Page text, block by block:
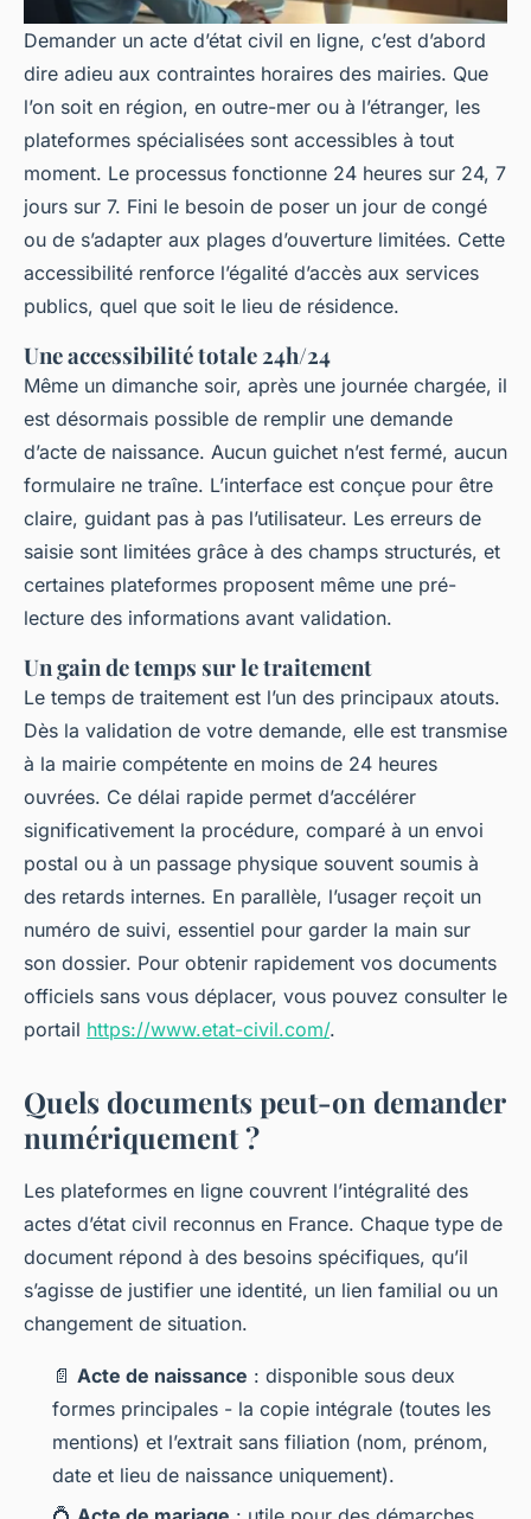
Demander un acte d’état civil en ligne, c’est d’abord
dire adieu aux contraintes horaires des mairies. Que
l’on soit en région, en outre-mer ou à l’étranger, les
plateformes spécialisées sont accessibles à tout
moment. Le processus fonctionne 24 heures sur 24, 7
jours sur 7. Fini le besoin de poser un jour de congé
ou de s’adapter aux plages d’ouverture limitées. Cette
accessibilité renforce l’égalité d’accès aux services
publics, quel que soit le lieu de résidence.
Une accessibilité totale 24h/24
Même un dimanche soir, après une journée chargée, il
est désormais possible de remplir une demande
d’acte de naissance. Aucun guichet n’est fermé, aucun
formulaire ne traîne. L’interface est conçue pour être
claire, guidant pas à pas l’utilisateur. Les erreurs de
saisie sont limitées grâce à des champs structurés, et
certaines plateformes proposent même une pré-
lecture des informations avant validation.
Un gain de temps sur le traitement
Le temps de traitement est l’un des principaux atouts.
Dès la validation de votre demande, elle est transmise
à la mairie compétente en moins de 24 heures
ouvrées. Ce délai rapide permet d’accélérer
significativement la procédure, comparé à un envoi
postal ou à un passage physique souvent soumis à
des retards internes. En parallèle, l’usager reçoit un
numéro de suivi, essentiel pour garder la main sur
son dossier. Pour obtenir rapidement vos documents
officiels sans vous déplacer, vous pouvez consulter le
portail https://www.etat-civil.com/.
Quels documents peut-on demander
numériquement ?
Les plateformes en ligne couvrent l’intégralité des
actes d’état civil reconnus en France. Chaque type de
document répond à des besoins spécifiques, qu’il
s’agisse de justifier une identité, un lien familial ou un
changement de situation.
📄 Acte de naissance : disponible sous deux
formes principales - la copie intégrale (toutes les
mentions) et l’extrait sans filiation (nom, prénom,
date et lieu de naissance uniquement).